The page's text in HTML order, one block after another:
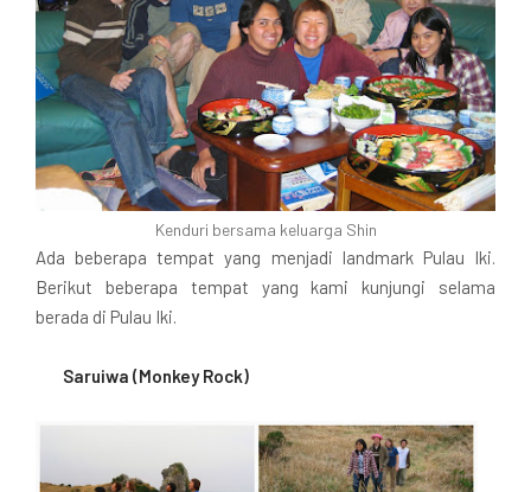
Kenduri bersama keluarga Shin
Ada beberapa tempat yang menjadi landmark Pulau Iki.
Berikut beberapa tempat yang kami kunjungi selama
berada di Pulau Iki.
Saruiwa (Monkey Rock)